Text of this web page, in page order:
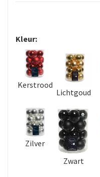
Kleur:
Kerstrood
Lichtgoud
Zilver
Zwart